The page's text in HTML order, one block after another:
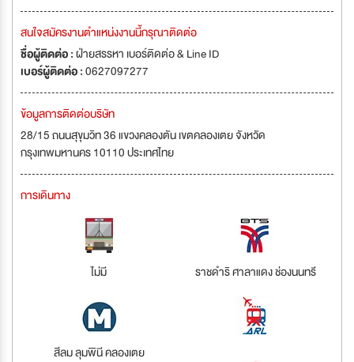
สนใจสมัครงานตำแหน่งงานนี้กรุณาติดต่อ
ชื่อผู้ติดต่อ :ฝ่ายสรรหา เบอร์ติดต่อ & Line ID
เบอร์ผู้ติดต่อ :0627097277
ข้อมูลการติดต่อบริษัท
28/15 ถนนสุขุมวิท 36 แขวงคลองตัน เขตคลองเตย จังหวัด
กรุงเทพมหานคร 10110 ประเทศไทย
การเดินทาง
ไม่มี ราชดำริ ศาลาแดง ช่องนนทรี
สีลม ลุมพินี คลองเตย